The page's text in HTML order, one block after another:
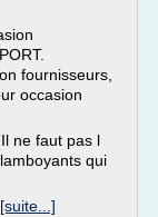
fournisseurs,
occasion
ne faut pas l
qui
[suite...]